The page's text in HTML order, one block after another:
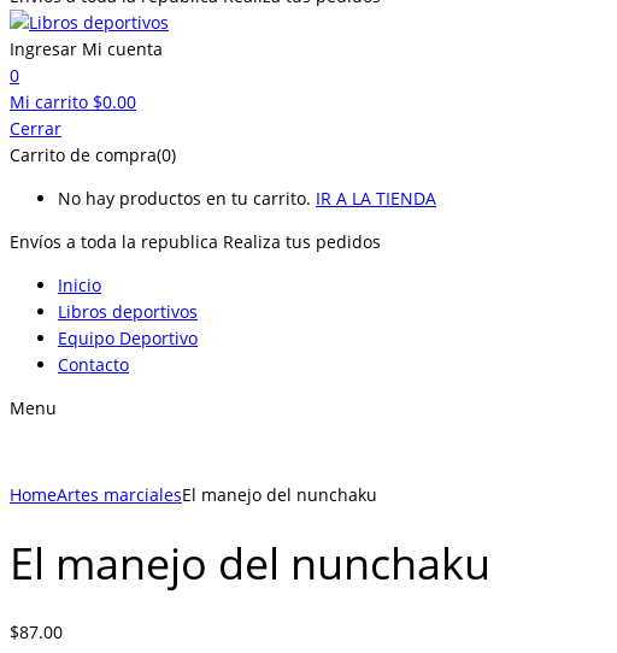
Ingresar Mi cuenta
0
Mi carrito $0.00
Cerrar
Carrito de compra(0)
No hay productos en tu carrito. IR A LA TIENDA
Envíos a toda la republica Realiza tus pedidos
Inicio
Libros deportivos
Equipo Deportivo
Contacto
Menu
HomeArtes marcialesEl manejo del nunchaku
El manejo del nunchaku
$87.00